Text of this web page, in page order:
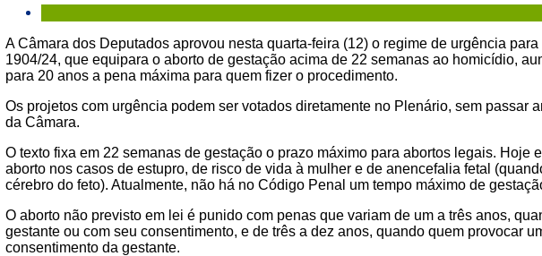
A Câmara dos Deputados aprovou nesta quarta-feira (12) o regime de urgência
1904/24, que equipara o aborto de gestação acima de 22 semanas ao homicídio,
para 20 anos a pena máxima para quem fizer o procedimento.
Os projetos com urgência podem ser votados diretamente no Plenário, sem passar
da Câmara.
O texto fixa em 22 semanas de gestação o prazo máximo para abortos legais. Hoje
aborto nos casos de estupro, de risco de vida à mulher e de anencefalia fetal
cérebro do feto). Atualmente, não há no Código Penal um tempo máximo de
O aborto não previsto em lei é punido com penas que variam de um a três anos,
gestante ou com seu consentimento, e de três a dez anos, quando quem provocar
consentimento da gestante.